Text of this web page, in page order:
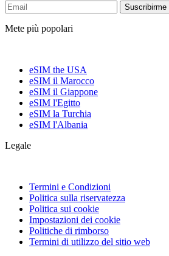
Suscribirme
Mete più popolari
eSIM the USA
eSIM il Marocco
eSIM il Giappone
eSIM l'Egitto
eSIM la Turchia
eSIM l'Albania
Legale
Termini e Condizioni
Politica sulla riservatezza
Politica sui cookie
Impostazioni dei cookie
Politiche di rimborso
Termini di utilizzo del sitio web